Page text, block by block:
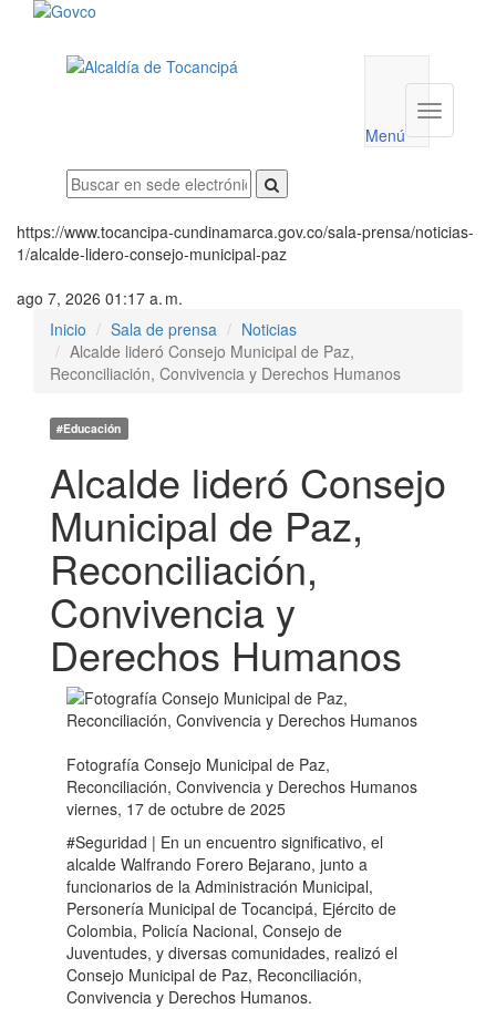
utilidades
Menú
Menú
https://www.tocancipa-cundinamarca.gov.co/sala-prensa/noticias-
1/alcalde-lidero-consejo-municipal-paz
ago 7, 2026 01:17 a. m.
Inicio
Sala de prensa
Noticias
Alcalde lideró Consejo Municipal de Paz,
Reconciliación, Convivencia y Derechos Humanos
#Educación
Alcalde lideró Consejo
Municipal de Paz,
Reconciliación,
Convivencia y
Derechos Humanos
Fotografía Consejo Municipal de Paz,
Reconciliación, Convivencia y Derechos Humanos
viernes, 17 de octubre de 2025
#Seguridad | En un encuentro significativo, el
alcalde Walfrando Forero Bejarano, junto a
funcionarios de la Administración Municipal,
Personería Municipal de Tocancipá, Ejército de
Colombia, Policía Nacional, Consejo de
Juventudes, y diversas comunidades, realizó el
Consejo Municipal de Paz, Reconciliación,
Convivencia y Derechos Humanos.